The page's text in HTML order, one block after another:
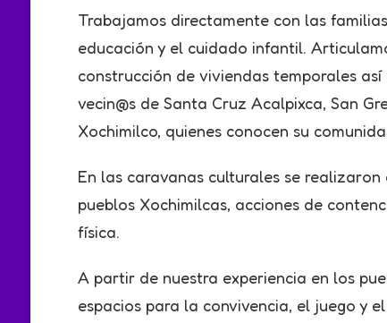
Trabajamos directamente con las
educación y el cuidado infantil.
construcción de viviendas temporales
vecin@s de Santa Cruz Acalpixca, San
Xochimilco, quienes conocen su
En las caravanas culturales se
pueblos Xochimilcas, acciones de
física.
A partir de nuestra experiencia en los
espacios para la convivencia, el juego y